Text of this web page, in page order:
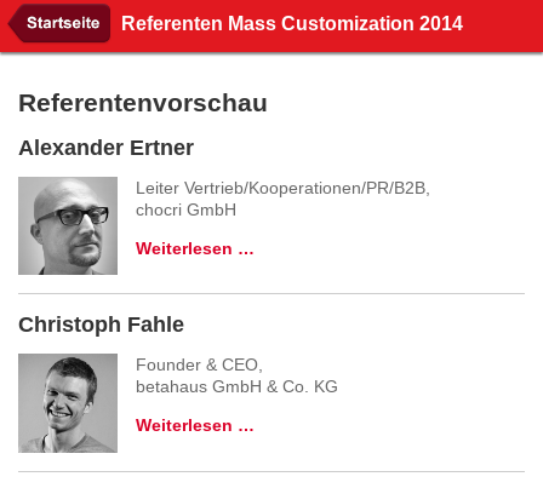
Referenten Mass Customization 2014
Referentenvorschau
Alexander Ertner
Leiter Vertrieb/Kooperationen/PR/B2B,
chocri GmbH
Weiterlesen …
Christoph Fahle
Founder & CEO,
betahaus GmbH & Co. KG
Weiterlesen …